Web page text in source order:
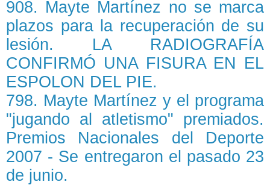
908. Mayte Martínez no se marca
plazos para la recuperación de su
lesión. LA RADIOGRAFÍA
CONFIRMÓ UNA FISURA EN EL
ESPOLON DEL PIE.
798. Mayte Martínez y el programa
"jugando al atletismo" premiados.
Premios Nacionales del Deporte
2007 - Se entregaron el pasado 23
de junio.